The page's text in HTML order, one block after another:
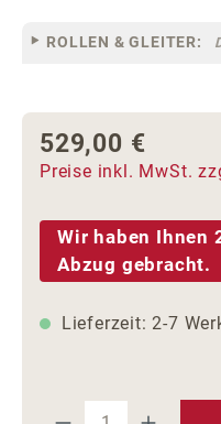
ROLLEN & GLEITER:
Regulärer Preis:
529,00 €
Preise inkl. MwSt.
Wir haben Ihnen
Abzug gebracht.
Lieferzeit: 2-7
Produkt